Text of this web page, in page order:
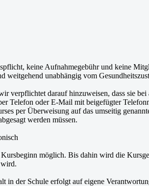
keine Aufnahmegebühr und keine
unabhängig vom
verpflichtet darauf hinzuweisen, dass sie
Telefon oder E-Mail mit beigefügter
per Überweisung auf das umseitig
werden müssen.
möglich. Bis dahin wird die
in der Schule erfolgt auf eigene